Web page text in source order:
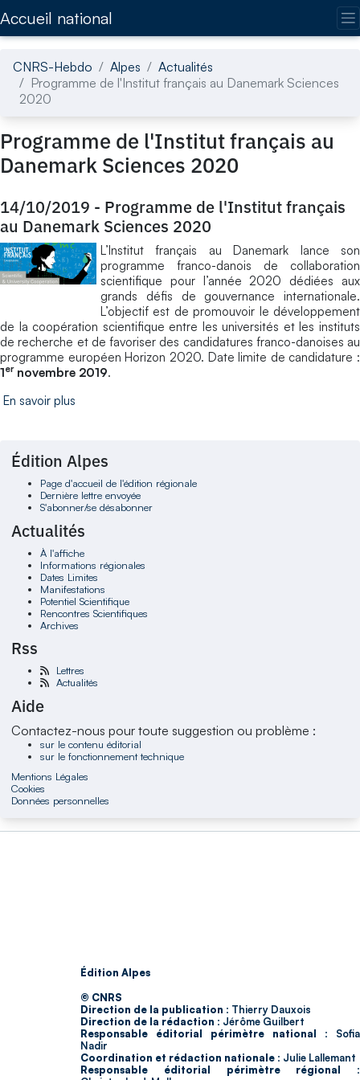
Accueil national
CNRS-Hebdo Alpes
Actualités
Programme de l'Institut français au Danemark Sciences
2020
Programme de l'Institut français au
Danemark Sciences 2020
14/10/2019 - Programme de l'Institut français
au Danemark Sciences 2020
L’Institut français au Danemark lance son
programme franco-danois de collaboration
scientifique pour l’année 2020 dédiées aux
grands défis de gouvernance internationale.
L’objectif est de promouvoir le développement
de la coopération scientifique entre les universités et les instituts
de recherche et de favoriser des candidatures franco-danoises au
programme européen Horizon 2020. Date limite de candidature :
1ernovembre 2019.
En savoir plus
Édition Alpes
Page d'accueil de l'édition régionale
Dernière lettre envoyée
S'abonner/se désabonner
Actualités
À l'affiche
Informations régionales
Dates Limites
Manifestations
Potentiel Scientifique
Rencontres Scientifiques
Archives
Rss
Lettres
Actualités
Aide
Contactez-nous pour toute suggestion ou problème :
sur le contenu éditorial
sur le fonctionnement technique
Mentions Légales
Cookies
Données personnelles
Édition Alpes
© CNRS
Direction de la publication : Thierry Dauxois
Direction de la rédaction : Jérôme Guilbert
Responsable éditorial périmètre national : Sofia
Nadir
Coordination et rédaction nationale : Julie Lallemant
Responsable éditorial périmètre régional :